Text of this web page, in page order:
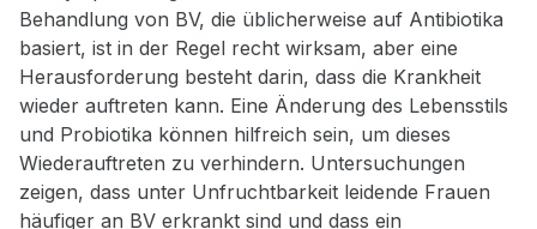
Behandlung von BV, die üblicherweise auf Antibiotika
basiert, ist in der Regel recht wirksam, aber eine
Herausforderung besteht darin, dass die Krankheit
wieder auftreten kann. Eine Änderung des Lebensstils
und Probiotika können hilfreich sein, um dieses
Wiederauftreten zu verhindern. Untersuchungen
zeigen, dass unter Unfruchtbarkeit leidende Frauen
häufiger an BV erkrankt sind und dass ein